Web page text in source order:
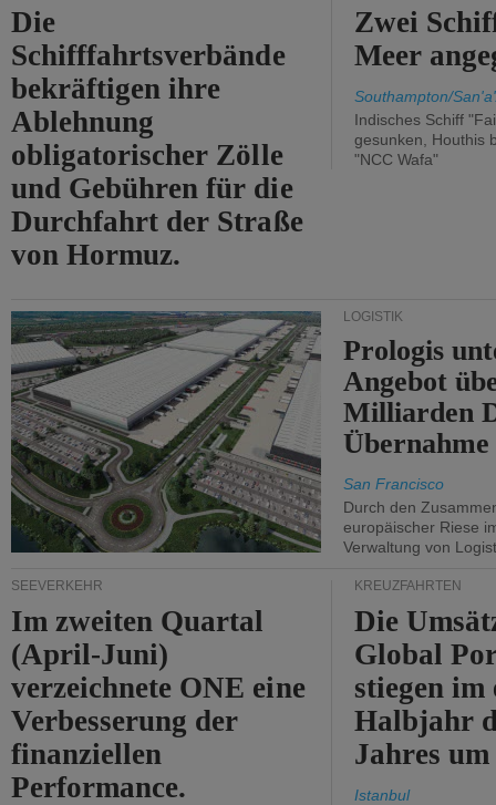
Die
Schifffahrtsverbände
bekräftigen ihre
Ablehnung
obligatorischer Zölle
und Gebühren für die
Durchfahrt der Straße
von Hormuz.
Zwei
Meer
Southampton/
Indisches Schiff
gesunken, Houthis
"NCC Wafa"
LOGISTIK
Prologis
Angebot
Milliarden
Übernahme
San Francisco
Durch den
europäischer Riese
Verwaltung von
SEEVERKEHR
Im zweiten Quartal
(April-Juni)
verzeichnete ONE eine
Verbesserung der
finanziellen
Performance.
KREUZFAHRTEN
Die
Global
stiegen im
Halbjahr
Jahres
Istanbul